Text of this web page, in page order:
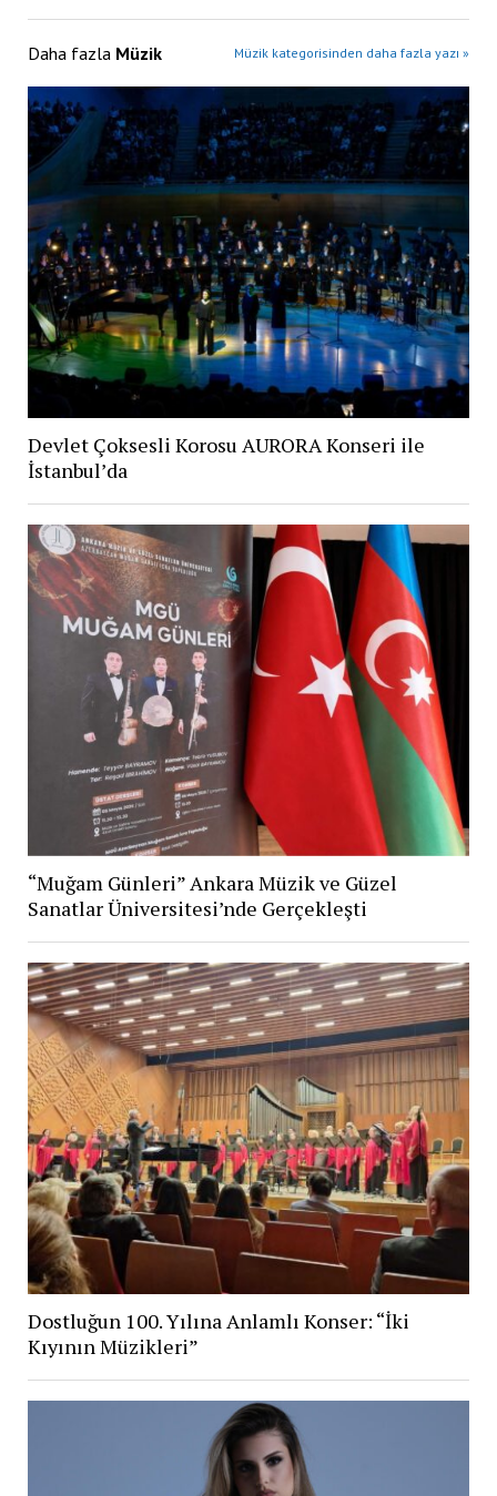
Daha fazla Müzik Müzik kategorisinden daha fazla yazı »
Devlet Çoksesli Korosu AURORA Konseri ile
İstanbul’da
“Muğam Günleri” Ankara Müzik ve Güzel
Sanatlar Üniversitesi’nde Gerçekleşti
Dostluğun 100. Yılına Anlamlı Konser: “İki
Kıyının Müzikleri”